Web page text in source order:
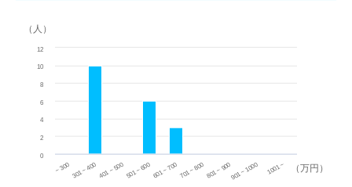
（万円）
（人）
~ 300 301 ~ 400 401 ~ 500501 ~ 600601 ~ 700701 ~ 800801 ~ 900901 ~ 1000 1001 ~
0
2
4
6
8
10
12